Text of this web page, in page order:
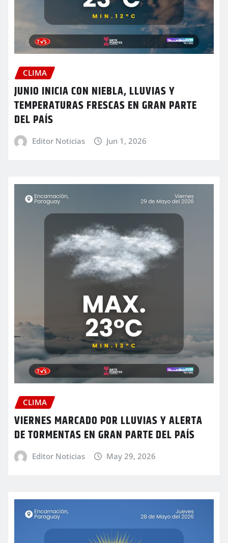
CLIMA
JUNIO INICIA CON NIEBLA, LLUVIAS Y
TEMPERATURAS FRESCAS EN GRAN PARTE
DEL PAÍS
Editor Noticias Jun 1, 2026
CLIMA
VIERNES MARCADO POR LLUVIAS Y ALERTA
DE TORMENTAS EN GRAN PARTE DEL PAÍS
Editor Noticias May 29, 2026